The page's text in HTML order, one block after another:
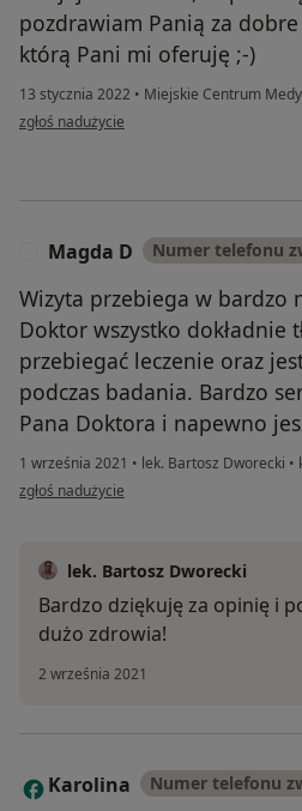
pozdrawiam Panią za
którą Pani mi oferuję ;-)
13 stycznia 2022 • Miejskie Centrum
w opinii użytkownika MACIEJ KAZANA
zgłoś nadużycie
Magda D Numer telefonu
Wizyta przebiega w bardzo
Doktor wszystko dokładnie
przebiegać leczenie oraz
podczas badania. Bardzo
Pana Doktora i napewno
1 września 2021 • lek. Bartosz Dworecki •
w opinii użytkownika Magda D
zgłoś nadużycie
lek. Bartosz Dworecki
Bardzo dziękuję za opinię i
dużo zdrowia!
2 września 2021
K Karolina Numer telefonu